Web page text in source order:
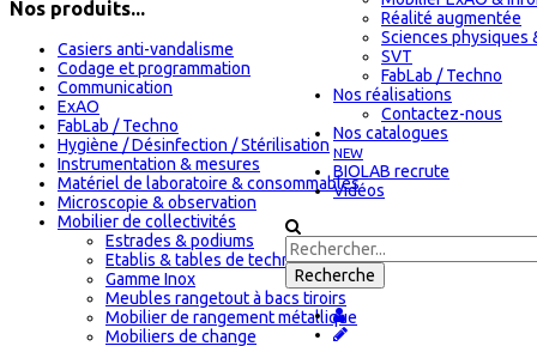
Réalité augmentée
Sciences physiques
SVT
FabLab / Techno
Nos réalisations
Contactez-nous
Nos catalogues
NEW
BIOLAB recrute
Vidéos
Nos produits...
Casiers anti-vandalisme
Codage et programmation
Communication
ExAO
FabLab / Techno
Hygiène / Désinfection / Stérilisation
Instrumentation & mesures
Matériel de laboratoire & consommables
Microscopie & observation
Mobilier de collectivités
Estrades & podiums
Etablis & tables de technologie
Gamme Inox
Meubles rangetout à bacs tiroirs
Mobilier de rangement métallique
Mobiliers de change